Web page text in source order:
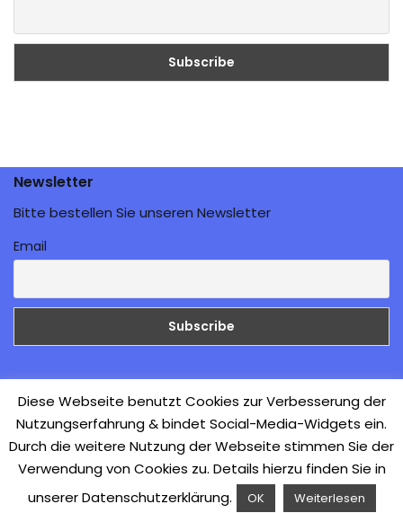
Newsletter
Bitte bestellen Sie unseren Newsletter
Email
Galerie
Aufbruch zur Direkten
Demokratie
Neve| Präsentiert von WordPress
Diese Webseite benutzt Cookies zur Verbesserung der
Nutzungserfahrung & bindet Social-Media-Widgets ein.
Durch die weitere Nutzung der Webseite stimmen Sie der
Verwendung von Cookies zu. Details hierzu finden Sie in
unserer Datenschutzerklärung.
OK Weiterlesen